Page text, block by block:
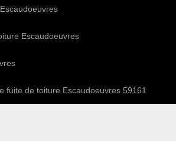
Escaudoeuvres
fuite de toiture Escaudoeuvres 59161